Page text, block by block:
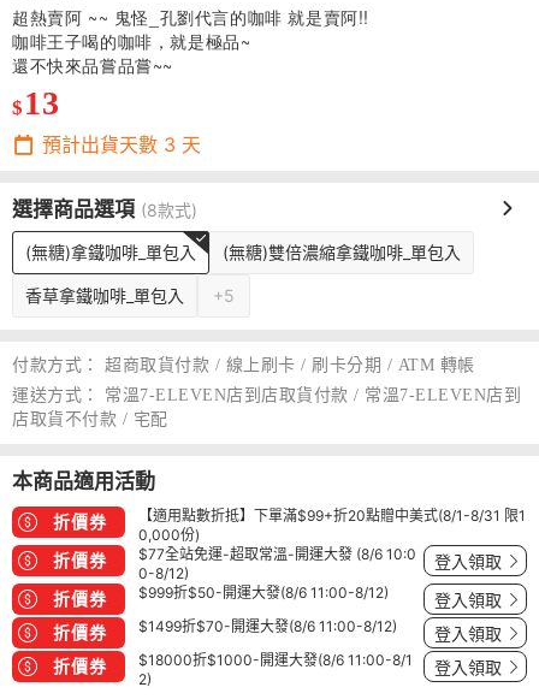
超熱賣阿 ~~ 鬼怪_孔劉代言的咖啡 就是賣阿!!
咖啡王子喝的咖啡，就是極品~
還不快來品嘗品嘗~~
$ 13
預計出貨天數 3 天
選擇商品選項 (8款式)
(無糖)拿鐵咖啡_單包入 (無糖)雙倍濃縮拿鐵咖啡_單包入
香草拿鐵咖啡_單包入 +5
付款方式：
超商取貨付款 / 線上刷卡 / 刷卡分期 / ATM 轉帳
運送方式：
常溫7-ELEVEN店到店取貨付款 / 常溫7-ELEVEN店到
店取貨不付款 / 宅配
本商品適用活動
折價券
【適用點數折抵】下單滿$99+折20點贈中美式(8/1-8/31 限1
0,000份)
折價券
$77全站免運-超取常溫-開運大發 (8/6 10:0
0-8/12)
登入領取
折價券 $999折$50-開運大發(8/6 11:00-8/12) 登入領取
折價券 $1499折$70-開運大發(8/6 11:00-8/12) 登入領取
折價券
$18000折$1000-開運大發(8/6 11:00-8/1
2)
登入領取